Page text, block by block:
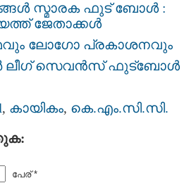
സ്മാരക ഫുട് ബോൾ :
ജേതാക്കൾ
ലോഗോ പ്രകാശനവും
ലീഗ് സെവന്‍സ് ഫുട്ബോള്‍
, കായികം, കെ.എം.സി.സി.
പേര് *